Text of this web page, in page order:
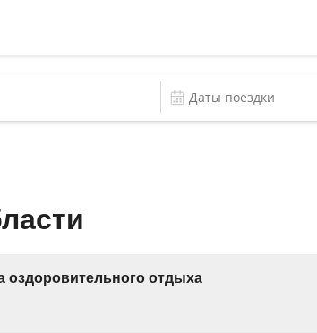
оздоровительного отдыха